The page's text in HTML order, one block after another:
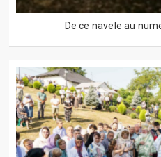
De ce navele au